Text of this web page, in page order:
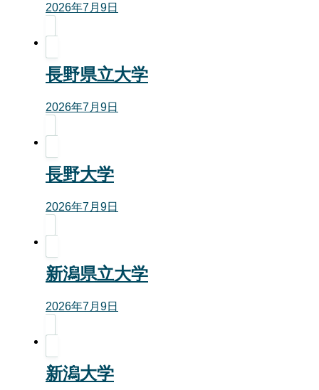
2026年7月9日
長野県立大学
2026年7月9日
長野大学
2026年7月9日
新潟県立大学
2026年7月9日
新潟大学